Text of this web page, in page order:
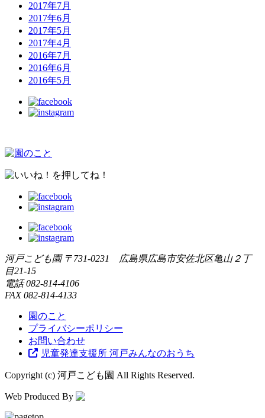
2017年7月
2017年6月
2017年5月
2017年4月
2016年7月
2016年6月
2016年5月
河戸こども園〒731-0231 広島県広島市安佐北区亀山２丁
目21-15
電話082-814-4106
FAX082-814-4133
園のこと
プライバシーポリシー
お問い合わせ
児童発達支援所 河戸みんなのおうち
Copyright (c) 河戸こども園 All Rights Reserved.
Web Produced By